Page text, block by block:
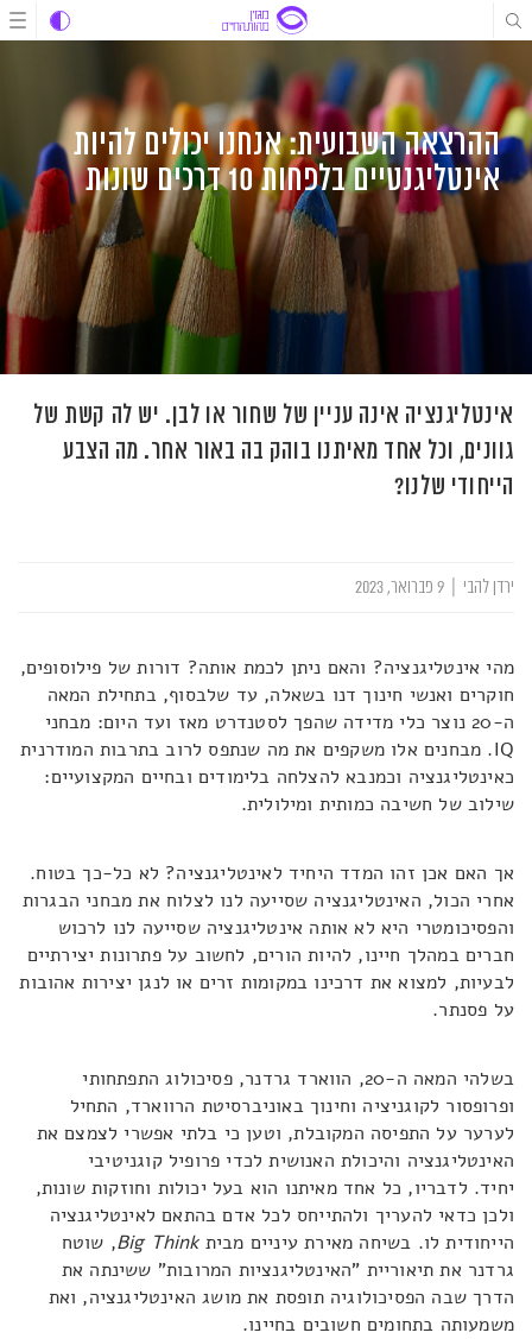
דלג
לתוכן
דלג
דלג
ההרצאה השבועית: אנחנו יכולים להיות
אינטליגנטיים בלפחות 10 דרכים שונות
אינטליגנציה אינה עניין של שחור או לבן. יש לה קשת של
גוונים, וכל אחד מאיתנו בוהק בה באור אחר. מה הצבע
הייחודי שלנו?
ירדן להבי
מהי אינטליגנציה? והאם ניתן לכמת אותה? דורות של פילוסופים,
חוקרים ואנשי חינוך דנו בשאלה, עד שלבסוף, בתחילת המאה
ה-20 נוצר כלי מדידה שהפך לסטנדרט מאז ועד היום: מבחני
IQ. מבחנים אלו משקפים את מה שנתפס לרוב בתרבות המודרנית
כאינטליגנציה וכמנבא להצלחה בלימודים ובחיים המקצועיים:
שילוב של חשיבה כמותית ומילולית.
אך האם אכן זהו המדד היחיד לאינטליגנציה? לא כל-כך בטוח.
אחרי הכול, האינטליגנציה שסייעה לנו לצלוח את מבחני הבגרות
והפסיכומטרי היא לא אותה אינטליגנציה שסייעה לנו לרכוש
חברים במהלך חיינו, להיות הורים, לחשוב על פתרונות יצירתיים
לבעיות, למצוא את דרכינו במקומות זרים או לנגן יצירות אהובות
על פסנתר.
בשלהי המאה ה-20, הווארד גרדנר, פסיכולוג התפתחותי
ופרופסור לקוגניציה וחינוך באוניברסיטת הרווארד, התחיל
לערער על התפיסה המקובלת, וטען כי בלתי אפשרי לצמצם את
האינטליגנציה והיכולת האנושית לכדי פרופיל קוגניטיבי
יחיד. לדבריו, כל אחד מאיתנו הוא בעל יכולות וחוזקות שונות,
ולכן כדאי להעריך ולהתייחס לכל אדם בהתאם לאינטליגנציה
הייחודית לו. בשיחה מאירת עיניים מביתBig Think, שוטח
גרדנר את תיאוריית "האינטליגנציות המרובות" ששינתה את
הדרך שבה הפסיכולוגיה תופסת את מושג האינטליגנציה, ואת
משמעותה בתחומים חשובים בחיינו.